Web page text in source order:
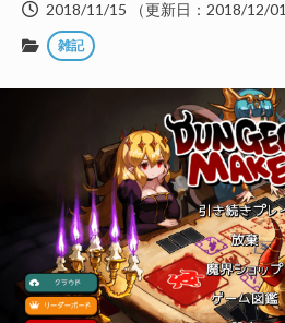
2018/11/15 （更新日： 2018/12/01
雑記